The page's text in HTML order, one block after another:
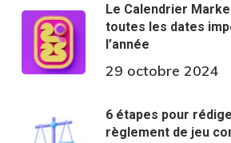
Le Calendrier
toutes les dates
l’année
29 octobre 2024
6 étapes pour
règlement de jeu